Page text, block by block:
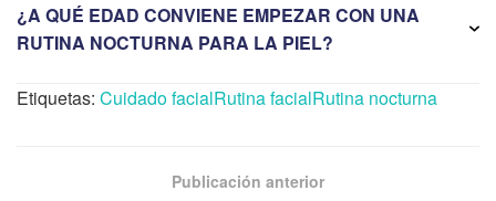
¿A QUÉ EDAD CONVIENE EMPEZAR CON UNA
RUTINA NOCTURNA PARA LA PIEL?
Etiquetas: Cuidado facialRutina facialRutina nocturna
Publicación anterior